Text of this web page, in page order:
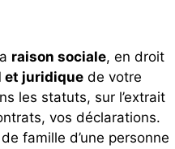
raison sociale, en droit
et juridique de votre
les statuts, sur l’extrait
vos déclarations.
famille d’une personne